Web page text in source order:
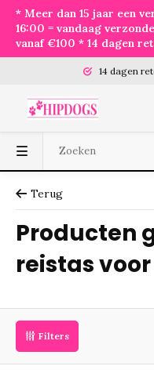
* Meer dan 15 jaar een
16:00 = vandaag
vanaf €100 * 14 dagen
14 dagen retourrecht
Terug
Producten
reistas
Filters